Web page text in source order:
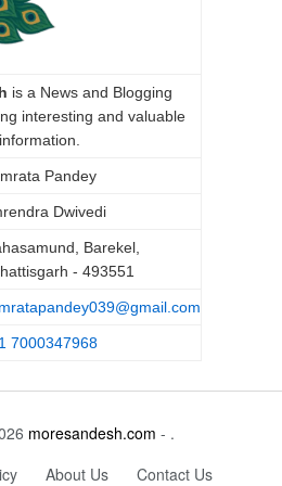
is a News and Blogging
interesting and valuable
information.
Pandey
Dwivedi
Barekel,
- 493551
7000347968
moresandesh.com - .
About Us Contact Us